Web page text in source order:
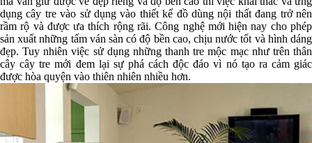
dụng cây tre vào sử dụng vào thiết kế đồ dùng nội thất đang trở nên
rầm rộ và được ưa thích rộng rãi. Công nghệ mới hiện nay cho phép
sản xuất những tấm ván sàn có độ bền cao, chịu nước tốt và hình dáng
đẹp. Tuy nhiên việc sử dụng những thanh tre mộc mạc như trên thân
cây cây tre mới đem lại sự phá cách độc đáo vì nó tạo ra cảm giác
được hòa quyện vào thiên nhiên nhiều hơn.